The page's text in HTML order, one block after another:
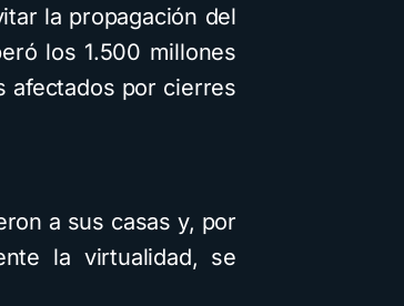
la propagación del
los 1.500 millones
afectados por cierres
a sus casas y, por
la virtualidad, se